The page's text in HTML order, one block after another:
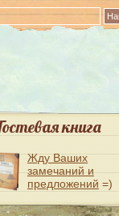
книга
Жду Ваших
замечаний и
предложений =)